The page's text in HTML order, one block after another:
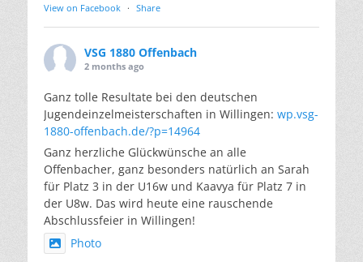
View on Facebook · Share
VSG 1880 Offenbach
2 months ago
Ganz tolle Resultate bei den deutschen
Jugendeinzelmeisterschaften in Willingen: wp.vsg-
1880-offenbach.de/?p=14964
Ganz herzliche Glückwünsche an alle
Offenbacher, ganz besonders natürlich an Sarah
für Platz 3 in der U16w und Kaavya für Platz 7 in
der U8w. Das wird heute eine rauschende
Abschlussfeier in Willingen!
Photo